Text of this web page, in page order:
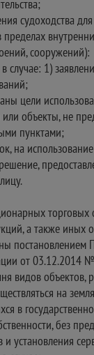
судоходства
пределах
сооружений):
случае: 1)
цели
или объекты, не
пунктами;
на
торговых
а также иных
постановлением
от 03.12.2014
видов объектов,
на
в
без
установления